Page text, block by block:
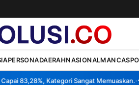
PERSONADAERAHNASIONALMANCA
83,28%, Kategori Sangat Memuaskan.•